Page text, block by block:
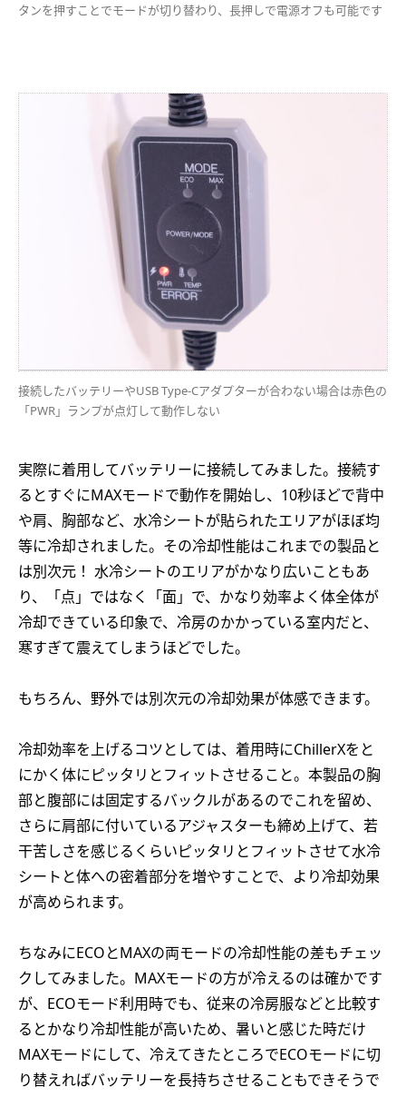
タンを押すことでモードが切り替わり、長押しで電源オフも可能です
接続したバッテリーやUSB Type-Cアダプターが合わない場合は赤色の
「PWR」ランプが点灯して動作しない
実際に着用してバッテリーに接続してみました。接続す
るとすぐにMAXモードで動作を開始し、10秒ほどで背中
や肩、胸部など、水冷シートが貼られたエリアがほぼ均
等に冷却されました。その冷却性能はこれまでの製品と
は別次元！ 水冷シートのエリアがかなり広いこともあ
り、「点」ではなく「面」で、かなり効率よく体全体が
冷却できている印象で、冷房のかかっている室内だと、
寒すぎて震えてしまうほどでした。
もちろん、野外では別次元の冷却効果が体感できます。
冷却効率を上げるコツとしては、着用時にChillerXをと
にかく体にピッタリとフィットさせること。本製品の胸
部と腹部には固定するバックルがあるのでこれを留め、
さらに肩部に付いているアジャスターも締め上げて、若
干苦しさを感じるくらいピッタリとフィットさせて水冷
シートと体への密着部分を増やすことで、より冷却効果
が高められます。
ちなみにECOとMAXの両モードの冷却性能の差もチェッ
クしてみました。MAXモードの方が冷えるのは確かです
が、ECOモード利用時でも、従来の冷房服などと比較す
るとかなり冷却性能が高いため、暑いと感じた時だけ
MAXモードにして、冷えてきたところでECOモードに切
り替えればバッテリーを長持ちさせることもできそうで